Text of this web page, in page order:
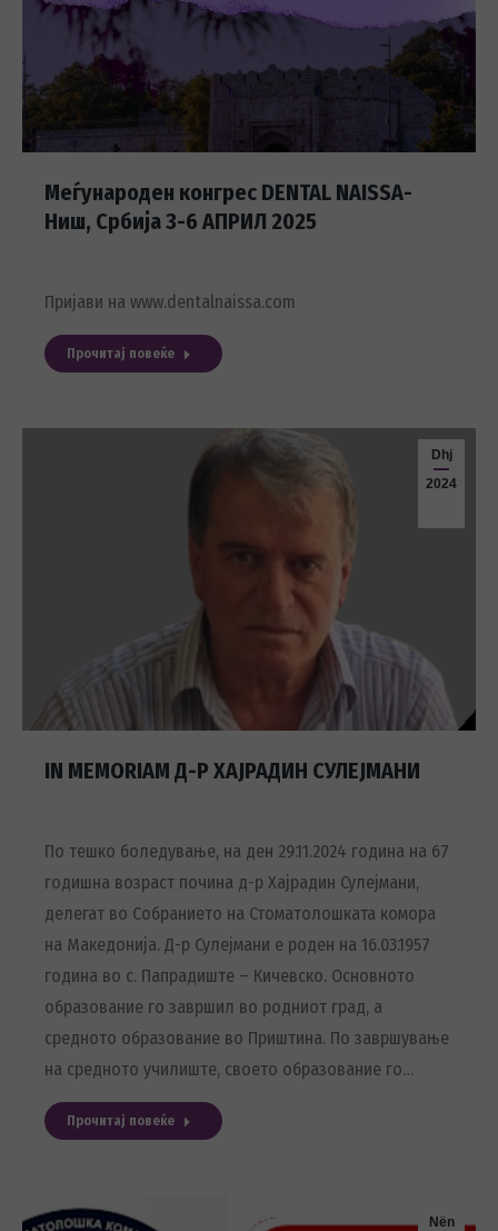
Меѓународен конгрес DENTAL NAISSA-
Ниш, Србија 3-6 АПРИЛ 2025
Пријави на www.dentalnaissa.com
Прочитај повеќе
Dhj
2024
IN MEMORIAM Д-Р ХАЈРАДИН СУЛЕЈМАНИ
По тешко боледување, на ден 29.11.2024 година на 67
годишна возраст почина д-р Хајрадин Сулејмани,
делегат во Собранието на Стоматолошката комора
на Македонија. Д-р Сулејмани е роден на 16.03.1957
година во с. Папрадиште – Кичевско. Основното
образование го завршил во родниот град, а
средното образование во Приштина. По завршување
на средното училиште, своето образование го…
Прочитај повеќе
Nën